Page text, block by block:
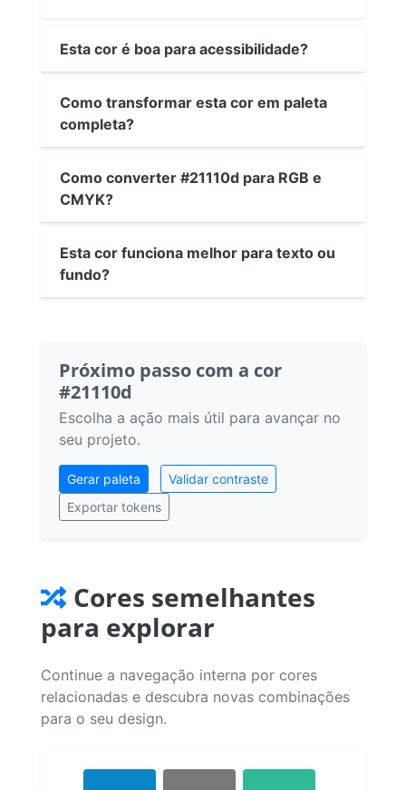
Esta cor é boa para acessibilidade?
Como transformar esta cor em paleta
completa?
Como converter #21110d para RGB e
CMYK?
Esta cor funciona melhor para texto ou
fundo?
Próximo passo com a cor
#21110d
Escolha a ação mais útil para avançar no
seu projeto.
Gerar paleta
Validar contraste
Exportar tokens
Cores semelhantes
para explorar
Continue a navegação interna por cores
relacionadas e descubra novas combinações
para o seu design.